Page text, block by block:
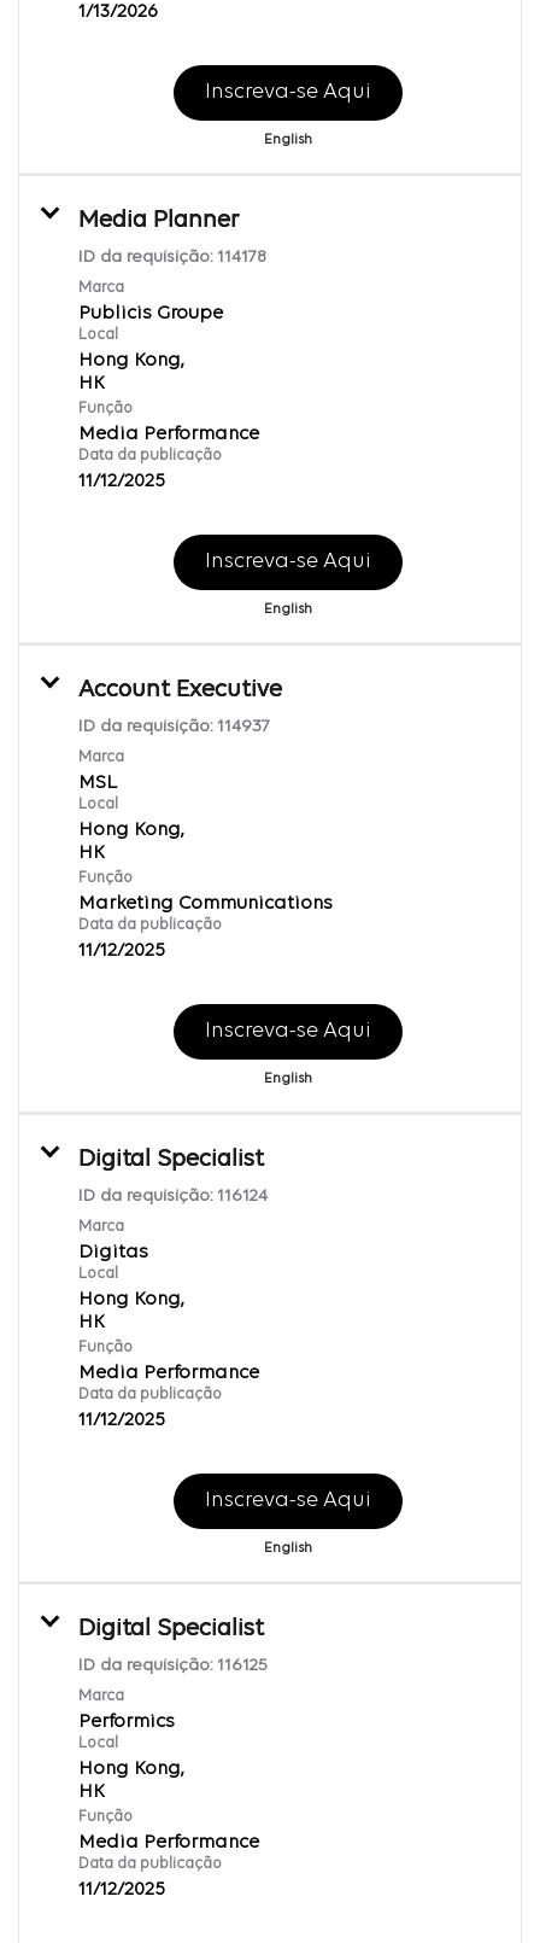
1/13/2026
Inscreva-se Aqui
English
Media Planner
ID da requisição: 114178
Marca
Publicis Groupe
Local
Hong Kong,
Função
Media Performance
Data da publicação
11/12/2025
Inscreva-se Aqui
English
Account Executive
ID da requisição: 114937
Marca
MSL
Local
Hong Kong,
Função
Marketing Communications
Data da publicação
11/12/2025
Inscreva-se Aqui
English
Digital Specialist
ID da requisição: 116124
Marca
Digitas
Local
Hong Kong,
Função
Media Performance
Data da publicação
11/12/2025
Inscreva-se Aqui
English
Digital Specialist
ID da requisição: 116125
Marca
Performics
Local
Hong Kong,
Função
Media Performance
Data da publicação
11/12/2025